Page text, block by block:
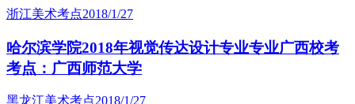
浙江美术考点2018/1/27
哈尔滨学院2018年视觉传达设计专业专业广西校考
考点：广西师范大学
黑龙江美术考点2018/1/27